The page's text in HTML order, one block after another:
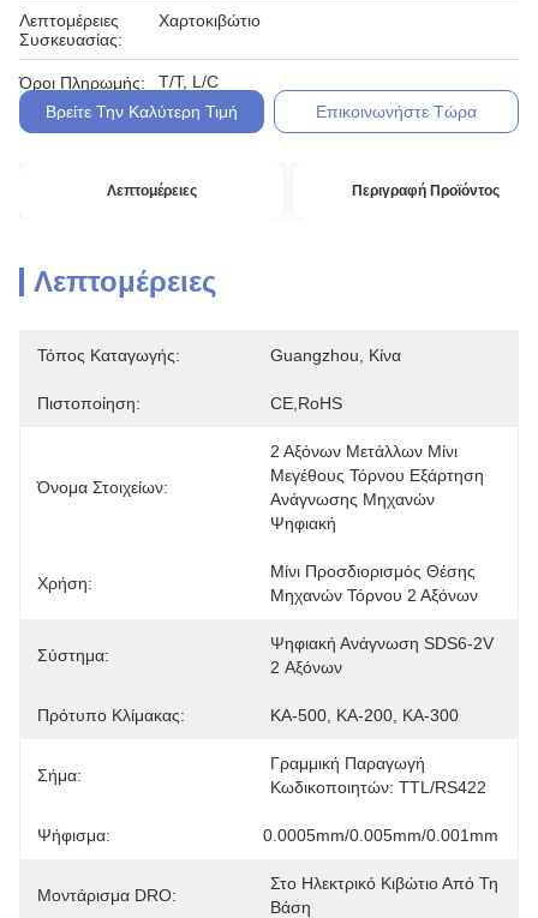
Λεπτομέρειες
Συσκευασίας:
Χαρτοκιβώτιο
Όροι Πληρωμής:
T/T, L/C
Βρείτε Την Καλύτερη Τιμή
Επικοινωνήστε Τώρα
Λεπτομέρειες Περιγραφή Προϊόντος
Λεπτομέρειες
Τόπος Καταγωγής: Guangzhou, Κίνα
Πιστοποίηση: CE,RoHS
Όνομα Στοιχείων:
2 Αξόνων Μετάλλων Μίνι
Μεγέθους Τόρνου Εξάρτηση
Ανάγνωσης Μηχανών
Ψηφιακή
Χρήση:
Μίνι Προσδιορισμός Θέσης
Μηχανών Τόρνου 2 Αξόνων
Σύστημα:
Ψηφιακή Ανάγνωση SDS6-2V
2 Αξόνων
Πρότυπο Κλίμακας: ΚΑ-500, ΚΑ-200, ΚΑ-300
Σήμα:
Γραμμική Παραγωγή
Κωδικοποιητών: TTL/RS422
Ψήφισμα: 0.0005mm/0.005mm/0.001mm
Μοντάρισμα DRO:
Στο Ηλεκτρικό Κιβώτιο Από Τη
Βάση